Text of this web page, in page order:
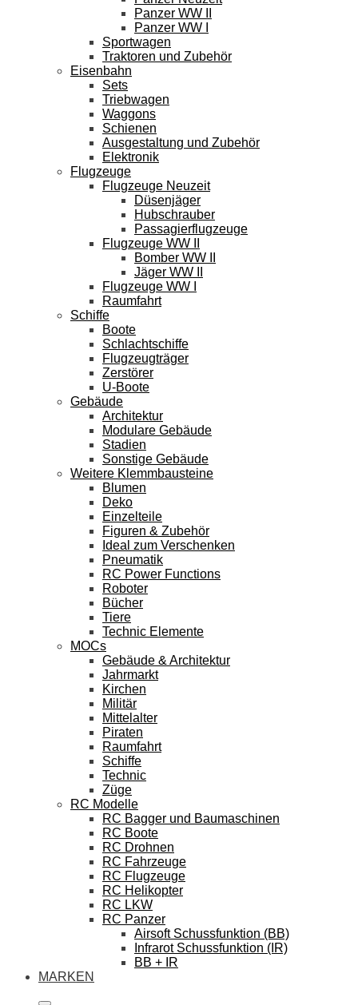
Panzer WW II
Panzer WW I
Sportwagen
Traktoren und Zubehör
Eisenbahn
Sets
Triebwagen
Waggons
Schienen
Ausgestaltung und Zubehör
Elektronik
Flugzeuge
Flugzeuge Neuzeit
Düsenjäger
Hubschrauber
Passagierflugzeuge
Flugzeuge WW II
Bomber WW II
Jäger WW II
Flugzeuge WW I
Raumfahrt
Schiffe
Boote
Schlachtschiffe
Flugzeugträger
Zerstörer
U-Boote
Gebäude
Architektur
Modulare Gebäude
Stadien
Sonstige Gebäude
Weitere Klemmbausteine
Blumen
Deko
Einzelteile
Figuren & Zubehör
Ideal zum Verschenken
Pneumatik
RC Power Functions
Roboter
Bücher
Tiere
Technic Elemente
MOCs
Gebäude & Architektur
Jahrmarkt
Kirchen
Militär
Mittelalter
Piraten
Raumfahrt
Schiffe
Technic
Züge
RC Modelle
RC Bagger und Baumaschinen
RC Boote
RC Drohnen
RC Fahrzeuge
RC Flugzeuge
RC Helikopter
RC LKW
RC Panzer
Airsoft Schussfunktion (BB)
Infrarot Schussfunktion (IR)
BB + IR
MARKEN